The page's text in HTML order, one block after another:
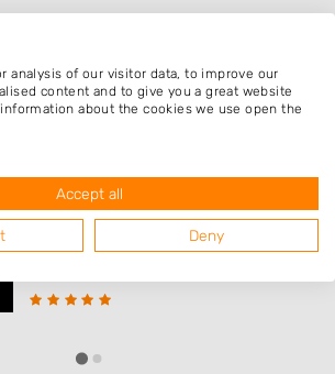
Gerard Krale
Oude Rijksweg 272
7954DS Rouveen
analysis of our visitor data, to improve our
content and to give you a great website
about the cookies we use open the
Accept all
Deny